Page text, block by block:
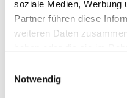
soziale Medien, Werbung
Partner führen diese
weiteren Daten
Notwendig
ausgenommen bei
b) Die Aufrechnung gegen
nur mit unbestrittenen
7. Aufbewahrung